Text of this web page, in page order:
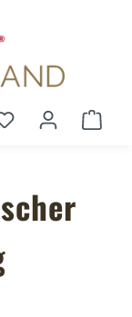
Du hast 0